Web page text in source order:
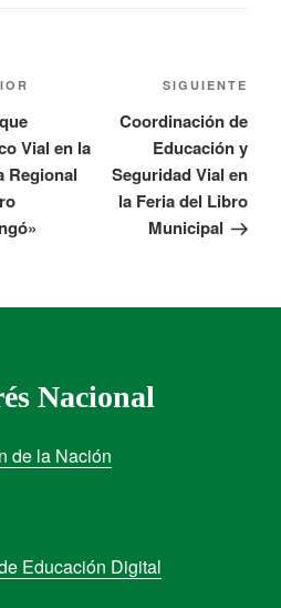
Vial en la
Regional
SIGUIENTE
Coordinación de
Educación y
Seguridad Vial en
la Feria del Libro
Municipal
Nacional
de la Nación
Educación Digital